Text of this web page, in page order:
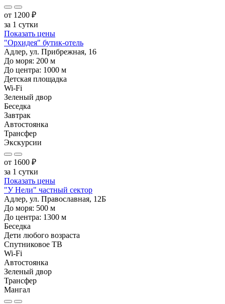
от 1200 ₽
за 1 сутки
Показать цены
"Орхидея" бутик-отель
Адлер, ул. Прибрежная, 16
До моря: 200 м
До центра: 1000 м
Детская площадка
Wi-Fi
Зеленый двор
Беседка
Завтрак
Автостоянка
Трансфер
Экскурсии
от 1600 ₽
за 1 сутки
Показать цены
"У Нели" частный сектор
Адлер, ул. Православная, 12Б
До моря: 500 м
До центра: 1300 м
Беседка
Дети любого возраста
Спутниковое ТВ
Wi-Fi
Автостоянка
Зеленый двор
Трансфер
Мангал